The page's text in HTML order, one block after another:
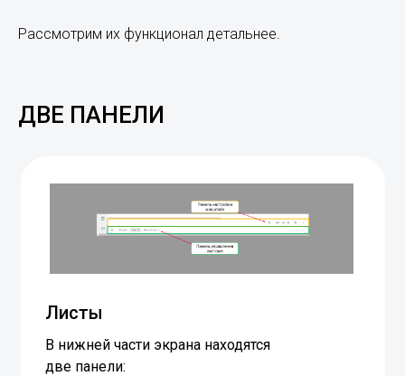
Рассмотрим их функционал детальнее.
ДВЕ ПАНЕЛИ
В нижней части экрана находятся
две панели:
Листы